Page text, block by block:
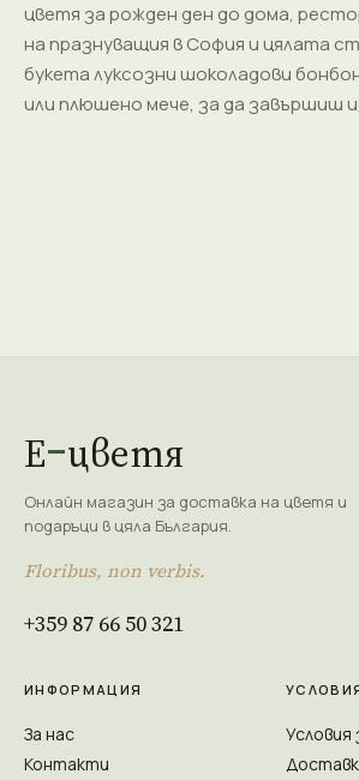
цветя за рожден ден до дома,
на празнуващия в София и цялата
букета луксозни шоколадови
или плюшено мече, за да завършиш
Е цветя
Онлайн магазин за доставка на цветя и
подаръци в цяла България.
Floribus, non verbis.
+359 87 66 50 321
ИНФОРМАЦИЯ
За нас
Контакти
Условия